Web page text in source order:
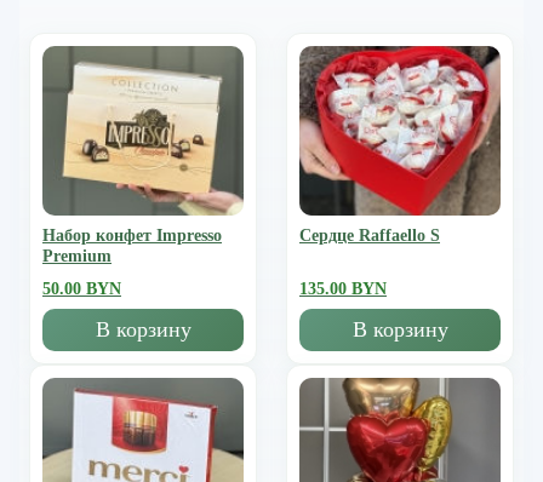
Набор конфет Impresso
Premium
50.00 BYN
В корзину
Сердце Raffaello S
135.00 BYN
В корзину